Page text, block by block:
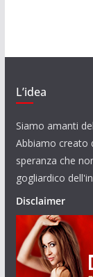
L’idea
Siamo amanti
Abbiamo creato
speranza che
gogliardico
Disclaimer